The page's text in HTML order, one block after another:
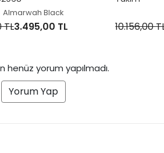
Almarwah Black
TL3.495,00 TL 10.156,00
henüz yorum yapılmadı.
Yorum Yap